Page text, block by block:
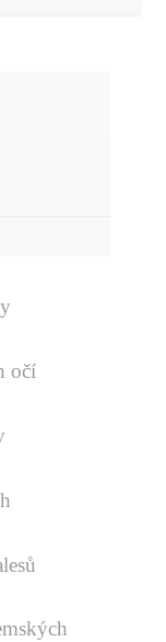
očí